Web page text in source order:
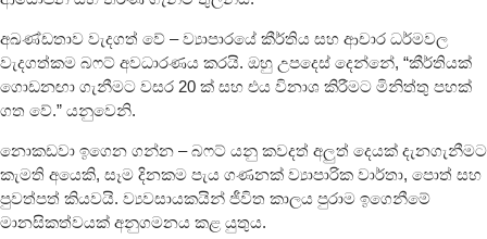
අඛණ්ඩතාව වැදගත් වේ – ව්‍යාපාරයේ කීර්තිය සහ ආචාර ධර්මවල
වැදගත්කම බෆට් අවධාරණය කරයි. ඔහු උපදෙස් දෙන්නේ, “කීර්තියක්
ගොඩනඟා ගැනීමට වසර 20 ක් සහ එය විනාශ කිරීමට මිනිත්තු පහක්
ගත වේ.” යනුවෙනි.
නොකඩවා ඉගෙන ගන්න – බෆට් යනු කවදත් අලුත් දෙයක් දැනගැනීමට
කැමති අයෙකි, සෑම දිනකම පැය ගණනක් ව්‍යාපාරික වාර්තා, පොත් සහ
පුවත්පත් කියවයි. ව්‍යවසායකයින් ජීවිත කාලය පුරාම ඉගෙනීමේ
මානසිකත්වයක් අනුගමනය කළ යුතුය.